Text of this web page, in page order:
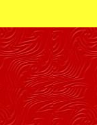
维修